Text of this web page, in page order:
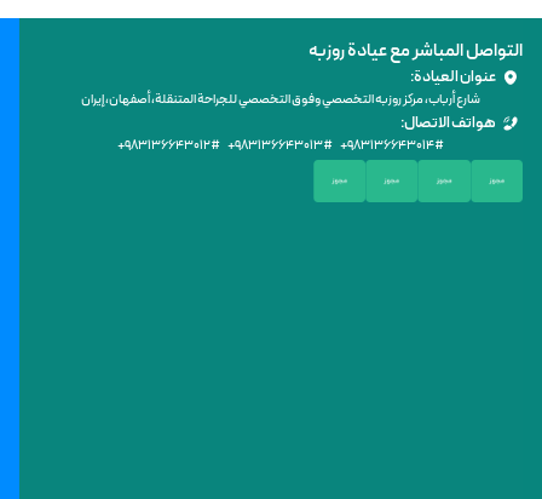
التواصل المباشر مع عيادة روزبه
عنوان العيادة:
شارع أرباب، مركز روزبه التخصصي وفوق التخصصي للجراحة المتنقلة، أصفهان، إيران
هواتف الاتصال:
+۹۸۳۱۳۶۶۴۳۰۱۲# +۹۸۳۱۳۶۶۴۳۰۱۳# +۹۸۳۱۳۶۶۴۳۰۱۴#